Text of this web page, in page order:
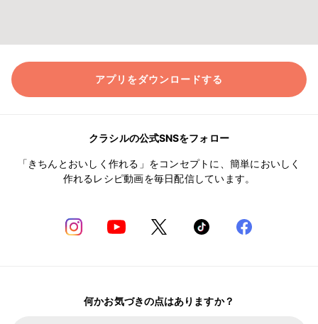
アプリをダウンロードする
クラシルの公式SNSをフォロー
「きちんとおいしく作れる」をコンセプトに、簡単においしく
作れるレシピ動画を毎日配信しています。
何かお気づきの点はありますか？